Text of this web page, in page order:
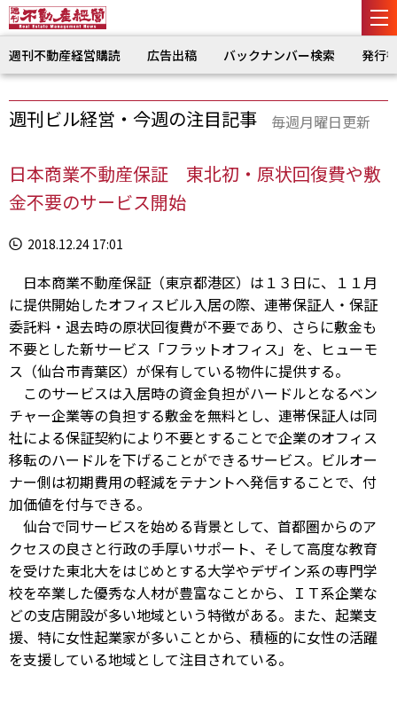
週刊不動産経営購読 広告出稿 バックナンバー検索 発行
週刊ビル経営・今週の注目記事 毎週月曜日更新
日本商業不動産保証 東北初・原状回復費や敷
金不要のサービス開始
2018.12.24 17:01
日本商業不動産保証（東京都港区）は１３日に、１１月
に提供開始したオフィスビル入居の際、連帯保証人・保証
委託料・退去時の原状回復費が不要であり、さらに敷金も
不要とした新サービス「フラットオフィス」を、ヒューモ
ス（仙台市青葉区）が保有している物件に提供する。
このサービスは入居時の資金負担がハードルとなるベン
チャー企業等の負担する敷金を無料とし、連帯保証人は同
社による保証契約により不要とすることで企業のオフィス
移転のハードルを下げることができるサービス。ビルオー
ナー側は初期費用の軽減をテナントへ発信することで、付
加価値を付与できる。
仙台で同サービスを始める背景として、首都圏からのア
クセスの良さと行政の手厚いサポート、そして高度な教育
を受けた東北大をはじめとする大学やデザイン系の専門学
校を卒業した優秀な人材が豊富なことから、ＩＴ系企業な
どの支店開設が多い地域という特徴がある。また、起業支
援、特に女性起業家が多いことから、積極的に女性の活躍
を支援している地域として注目されている。